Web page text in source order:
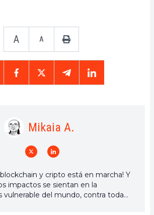
A A
Mikaia A.
y cripto está en marcha! Y
impactos se sientan en la
vulnerable del mundo, contra toda